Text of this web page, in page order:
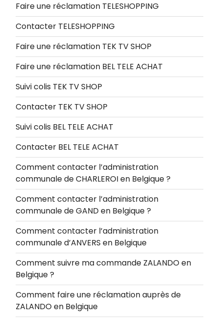
Faire une réclamation TELESHOPPING
Contacter TELESHOPPING
Faire une réclamation TEK TV SHOP
Faire une réclamation BEL TELE ACHAT
Suivi colis TEK TV SHOP
Contacter TEK TV SHOP
Suivi colis BEL TELE ACHAT
Contacter BEL TELE ACHAT
Comment contacter l’administration
communale de CHARLEROI en Belgique ?
Comment contacter l’administration
communale de GAND en Belgique ?
Comment contacter l’administration
communale d’ANVERS en Belgique
Comment suivre ma commande ZALANDO en
Belgique ?
Comment faire une réclamation auprès de
ZALANDO en Belgique